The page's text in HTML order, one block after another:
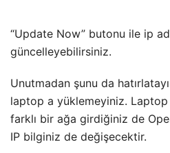
“Update Now” butonu ile ip
güncelleyebilirsiniz.
Unutmadan şunu da
laptop a yüklemeyiniz.
farklı bir ağa girdiğiniz de
IP bilginiz de değişecektir.